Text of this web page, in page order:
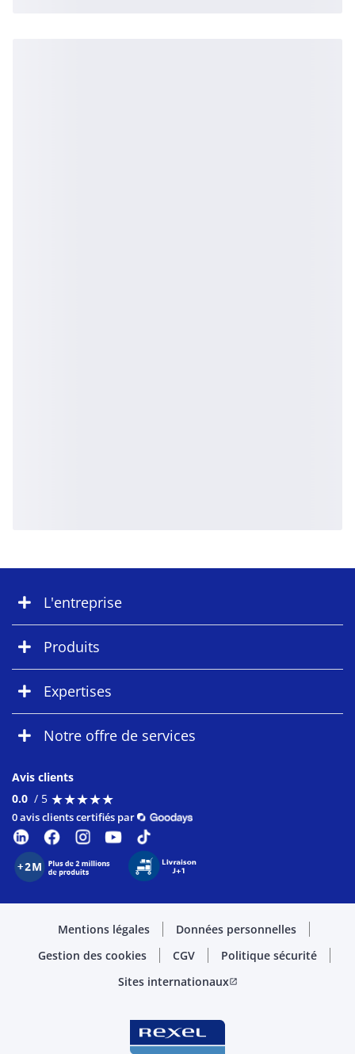
L'entreprise
Produits
Expertises
Notre offre de services
Avis clients
0.0 / 5 ★★★★★
★★★★★
0 avis clients certifiés par
Mentions légales
Données personnelles
Gestion des cookies
CGV
Politique sécurité
Sites internationauxopen_in_new